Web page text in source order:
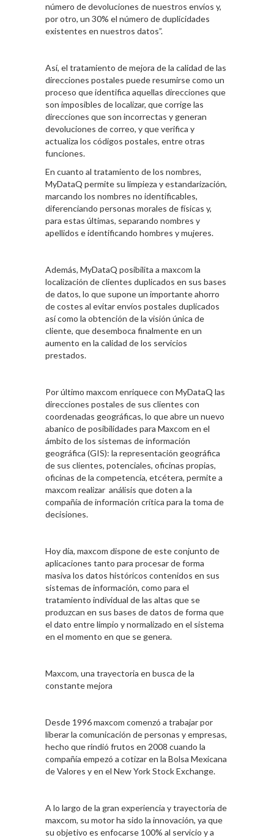
número de devoluciones de nuestros envíos y,
por otro, un 30% el número de duplicidades
existentes en nuestros datos”.
Así, el tratamiento de mejora de la calidad de las
direcciones postales puede resumirse como un
proceso que identifica aquellas direcciones que
son imposibles de localizar, que corrige las
direcciones que son incorrectas y generan
devoluciones de correo, y que verifica y
actualiza los códigos postales, entre otras
funciones.
En cuanto al tratamiento de los nombres,
MyDataQ permite su limpieza y estandarización,
marcando los nombres no identificables,
diferenciando personas morales de físicas y,
para estas últimas, separando nombres y
apellidos e identificando hombres y mujeres.
Además, MyDataQ posibilita a maxcom la
localización de clientes duplicados en sus bases
de datos, lo que supone un importante ahorro
de costes al evitar envíos postales duplicados
así como la obtención de la visión única de
cliente, que desemboca finalmente en un
aumento en la calidad de los servicios
prestados.
Por último maxcom enriquece con MyDataQ las
direcciones postales de sus clientes con
coordenadas geográficas, lo que abre un nuevo
abanico de posibilidades para Maxcom en el
ámbito de los sistemas de información
geográfica (GIS): la representación geográfica
de sus clientes, potenciales, oficinas propias,
oficinas de la competencia, etcétera, permite a
maxcom realizar análisis que doten a la
compañía de información crítica para la toma de
decisiones.
Hoy día, maxcom dispone de este conjunto de
aplicaciones tanto para procesar de forma
masiva los datos históricos contenidos en sus
sistemas de información, como para el
tratamiento individual de las altas que se
produzcan en sus bases de datos de forma que
el dato entre limpio y normalizado en el sistema
en el momento en que se genera.
Maxcom, una trayectoria en busca de la
constante mejora
Desde 1996 maxcom comenzó a trabajar por
liberar la comunicación de personas y empresas,
hecho que rindió frutos en 2008 cuando la
compañía empezó a cotizar en la Bolsa Mexicana
de Valores y en el New York Stock Exchange.
A lo largo de la gran experiencia y trayectoria de
maxcom, su motor ha sido la innovación, ya que
su objetivo es enfocarse 100% al servicio y a